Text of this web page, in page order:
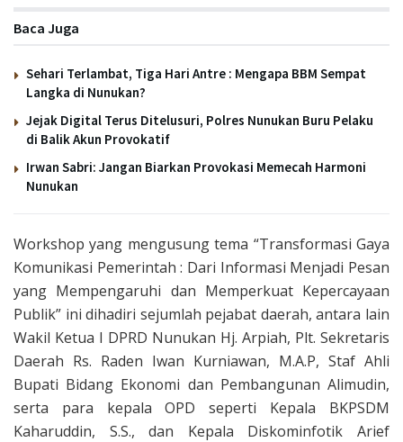
Baca Juga
Sehari Terlambat, Tiga Hari Antre : Mengapa BBM Sempat
Langka di Nunukan?
Jejak Digital Terus Ditelusuri, Polres Nunukan Buru Pelaku
di Balik Akun Provokatif
Irwan Sabri: Jangan Biarkan Provokasi Memecah Harmoni
Nunukan
Workshop yang mengusung tema “Transformasi Gaya
Komunikasi Pemerintah : Dari Informasi Menjadi Pesan
yang Mempengaruhi dan Memperkuat Kepercayaan
Publik” ini dihadiri sejumlah pejabat daerah, antara lain
Wakil Ketua I DPRD Nunukan Hj. Arpiah, Plt. Sekretaris
Daerah Rs. Raden Iwan Kurniawan, M.A.P, Staf Ahli
Bupati Bidang Ekonomi dan Pembangunan Alimudin,
serta para kepala OPD seperti Kepala BKPSDM
Kaharuddin, S.S., dan Kepala Diskominfotik Arief